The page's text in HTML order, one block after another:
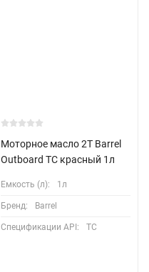
Моторное масло 2T Barrel
Outboard TC красный 1л
Емкость (л): 1л
Бренд: Barrel
Спецификации API: TC